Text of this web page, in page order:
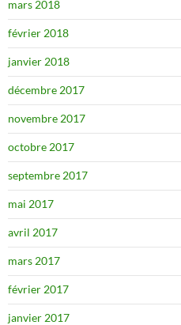
mars 2018
février 2018
janvier 2018
décembre 2017
novembre 2017
octobre 2017
septembre 2017
mai 2017
avril 2017
mars 2017
février 2017
janvier 2017